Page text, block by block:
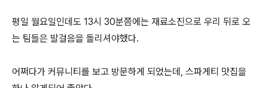
평일 월요일인데도 13시 30분쯤에는 재료소진으로 우리 뒤로 오
는 팀들은 발걸음을 돌리셔야했다.
어쩌다가 커뮤니티를 보고 방문하게 되었는데, 스파게티 맛집을